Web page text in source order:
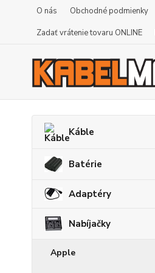
O nás Obchodné podmienky
Zadať vrátenie tovaru ONLINE
Káble
Batérie
Adaptéry
Nabíjačky
Apple